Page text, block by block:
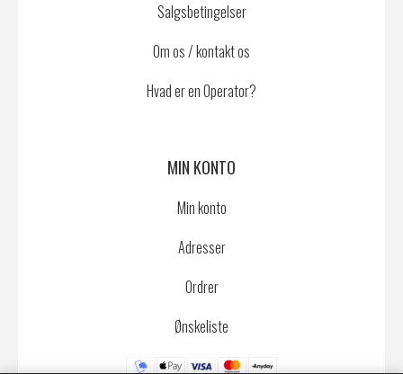
Salgsbetingelser
Om os / kontakt os
Hvad er en Operator?
MIN KONTO
Min konto
Adresser
Ordrer
Ønskeliste